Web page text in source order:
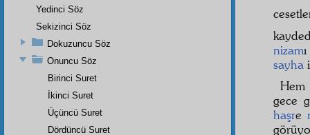
nizam
sayha
gece
haşre
Yedinci Söz
Sekizinci Söz
Dokuzuncu Söz
Onuncu Söz
Birinci Suret
İkinci Suret
Üçüncü Suret
Dördüncü Suret